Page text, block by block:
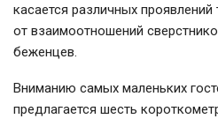
касается различных
от взаимоотношений
беженцев.
Вниманию самых маленьких
предлагается шесть